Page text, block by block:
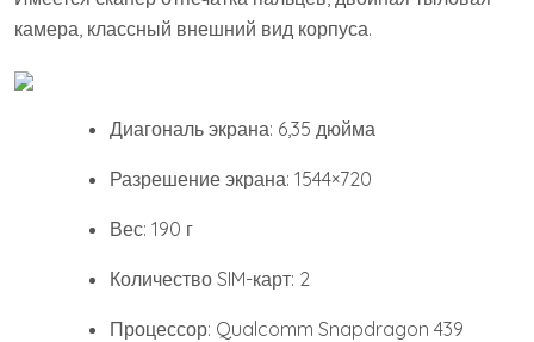
камера, классный внешний вид корпуса.
Диагональ экрана: 6,35 дюйма
Разрешение экрана: 1544×720
Вес: 190 г
Количество SIM-карт: 2
Процессор: Qualcomm Snapdragon 439